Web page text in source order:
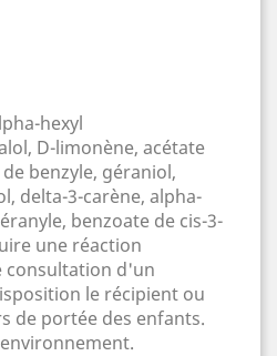
hexyl
D-limonène, acétate
benzyle, géraniol,
delta-3-carène, alpha-
benzoate de cis-3-
une réaction
consultation d'un
le récipient ou
de portée des enfants.